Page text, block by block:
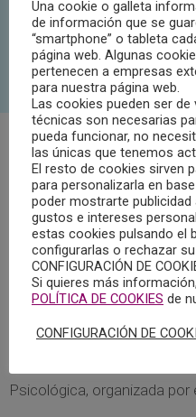
La Asociación TALITHA ha
formación para la
el viernes 3 de noviembre
albaceteña de Hellín.
Pulsar aquí para descargar
Ponencias y
Psicología y Adicciones
Psicológica, organizada por
Una cookie o galleta
de información que se
“smartphone” o tableta
página web. Algunas
pertenecen a empresas
para nuestra página web.
Las cookies pueden ser
técnicas son necesarias
pueda funcionar, no
las únicas que tenemos
El resto de cookies sirven
para personalizarla en
poder mostrarte
gustos e intereses
estas cookies pulsando el
configurarlas o rechazar
CONFIGURACIÓN DE
Si quieres más
POLÍTICA DE COOKIES de
CONFIGURACIÓN DE